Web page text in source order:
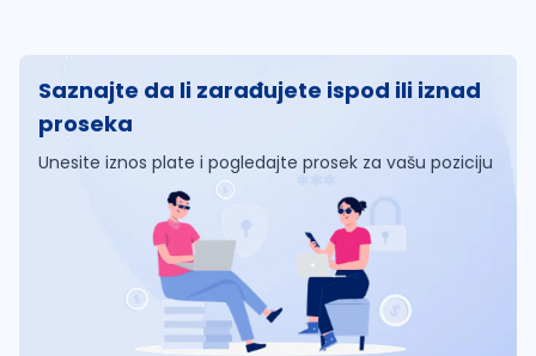
Saznajte da li zarađujete ispod ili iznad
proseka
Unesite iznos plate i pogledajte prosek za vašu poziciju